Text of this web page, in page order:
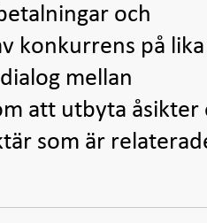
och
konkurrens på lika
mellan
att utbyta åsikter
som är